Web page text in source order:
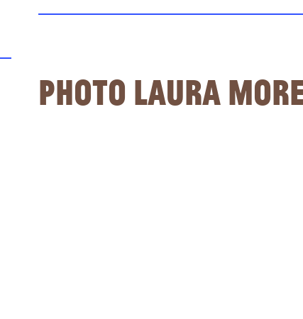
Photo Laura